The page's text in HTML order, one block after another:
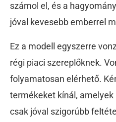
számol el, és a
jóval kevesebb emberrel
Ez a modell egyszerre
régi piaci szereplőknek.
folyamatosan elérhető.
termékeket kínál,
csak jóval szigorúbb